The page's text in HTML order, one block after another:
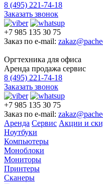
8 (495) 221-74-18
Заказать звонок
+7 985 135 30 75
Заказ по e-mail:
Оргтехника для офиса
Аренда продажа сервис
8 (495) 221-74-18
Заказать звонок
+7 985 135 30 75
Заказ по e-mail:
Аренда Сервис Акции и
Ноутбуки
Компьютеры
Моноблоки
Мониторы
Принтеры
Сканеры